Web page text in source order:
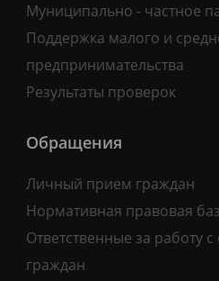
Муниципально - частное
Поддержка малого и
предпринимательства
Результаты проверок
Обращения
Личный прием граждан
Нормативная правовая
Ответственные за работу
граждан